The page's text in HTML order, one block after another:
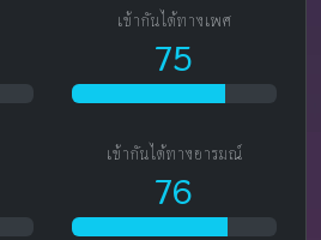
เข้ากันได้ทางเพศ
75
เข้ากันได้ทางอารมณ์
76